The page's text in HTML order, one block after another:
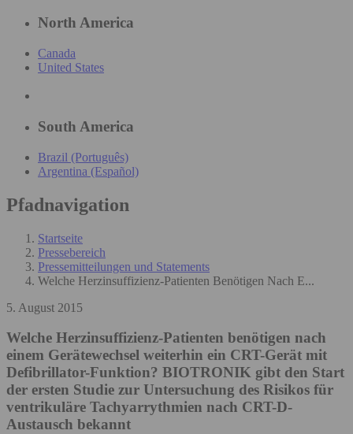
North America
Canada
United States
South America
Brazil (Português)
Argentina (Español)
Pfadnavigation
Startseite
Pressebereich
Pressemitteilungen und Statements
Welche Herzinsuffizienz-Patienten Benötigen Nach E...
5. August 2015
Welche Herzinsuffizienz-Patienten benötigen nach
einem Gerätewechsel weiterhin ein CRT-Gerät mit
Defibrillator-Funktion? BIOTRONIK gibt den Start
der ersten Studie zur Untersuchung des Risikos für
ventrikuläre Tachyarrythmien nach CRT-D-
Austausch bekannt